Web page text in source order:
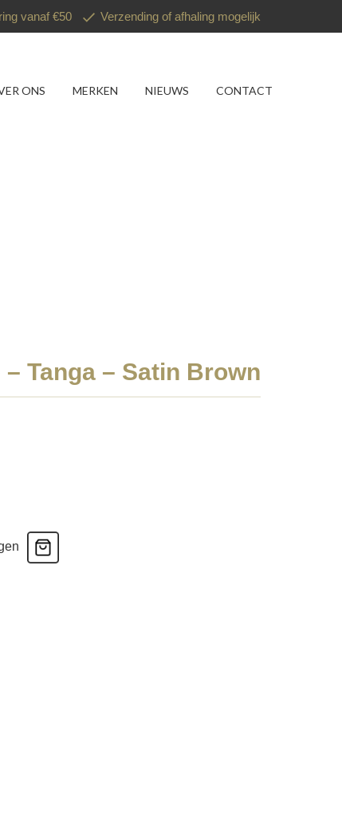
vanaf €50 Verzending of afhaling mogelijk
ONS MERKEN NIEUWS CONTACT
Tanga – Satin Brown